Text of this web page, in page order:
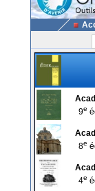
9e
8e
4e